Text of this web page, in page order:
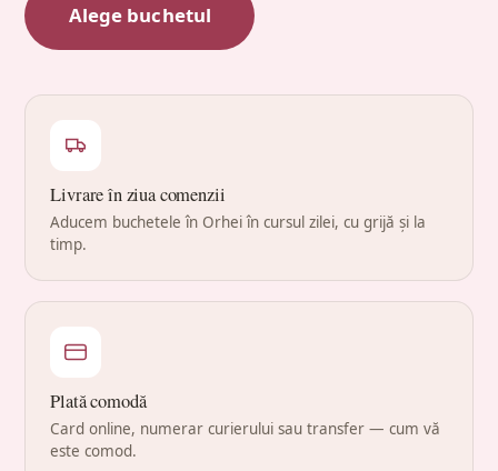
Alege buchetul
Livrare în ziua comenzii
Aducem buchetele în Orhei în cursul zilei, cu grijă și la
timp.
Plată comodă
Card online, numerar curierului sau transfer — cum vă
este comod.